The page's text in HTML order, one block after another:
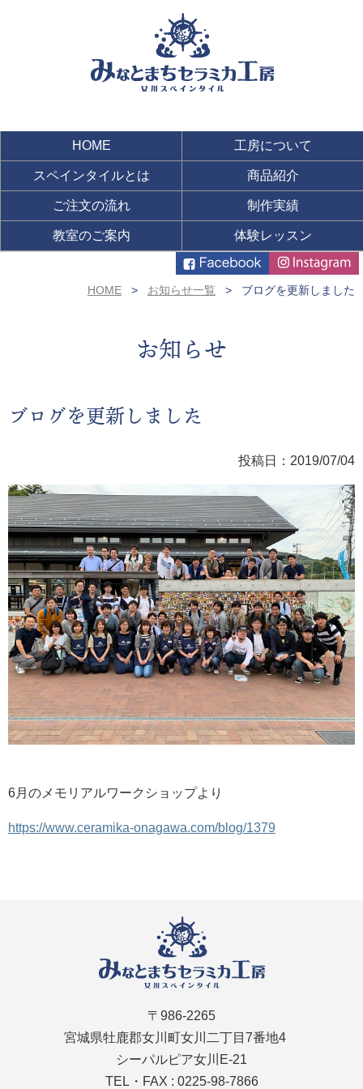
HOME 工房について
スペインタイルとは 商品紹介
ご注文の流れ 制作実績
教室のご案内 体験レッスン
HOME お知らせ一覧 ブログを更新しました
お知らせ
ブログを更新しました
投稿日：2019/07/04
6月のメモリアルワークショップより
https://www.ceramika-onagawa.com/blog/1379
〒986-2265
宮城県牡鹿郡女川町女川二丁目7番地4
シーパルピア女川E-21
TEL・FAX : 0225-98-7866